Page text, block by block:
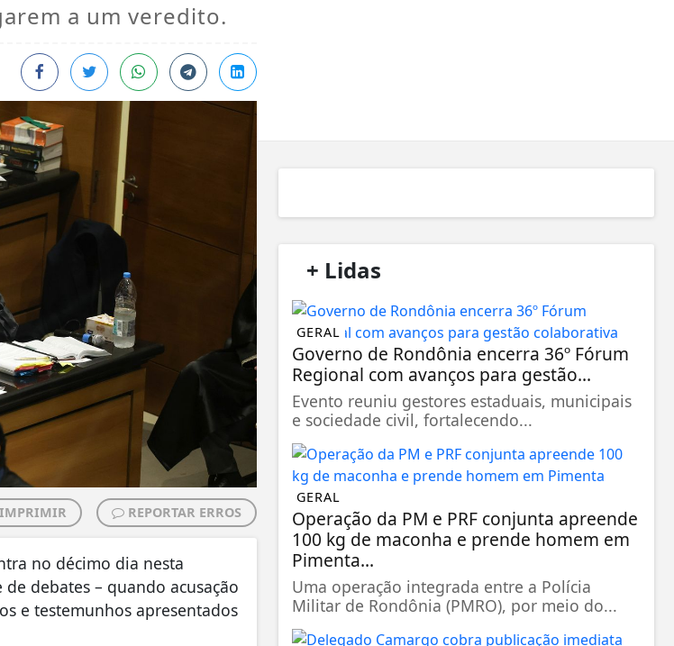
a um veredito.
REPORTAR ERROS
no décimo dia nesta
debates – quando acusação
e testemunhos apresentados
+ Lidas
GERAL
Governo de Rondônia encerra 36º Fórum
Regional com avanços para gestão...
Evento reuniu gestores estaduais, municipais
e sociedade civil, fortalecendo...
GERAL
Operação da PM e PRF conjunta apreende
100 kg de maconha e prende homem em
Pimenta...
Uma operação integrada entre a Polícia
Militar de Rondônia (PMRO), por meio do...